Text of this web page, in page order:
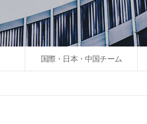
国際・日本・中国チーム